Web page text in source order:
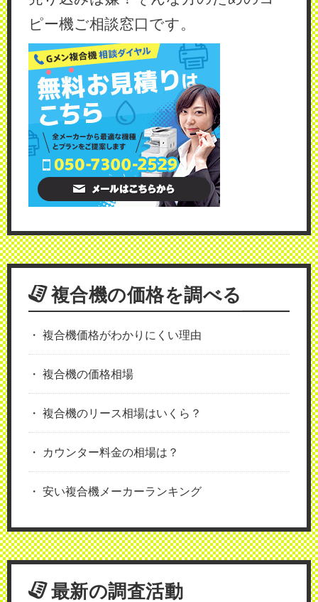
ピー機ご相談窓口です。
複合機の価格を調べる
複合機価格がわかりにくい理由
複合機の価格相場
複合機のリース相場はいくら？
カウンター料金の相場は？
安い複合機メーカーランキング
最新の調査活動